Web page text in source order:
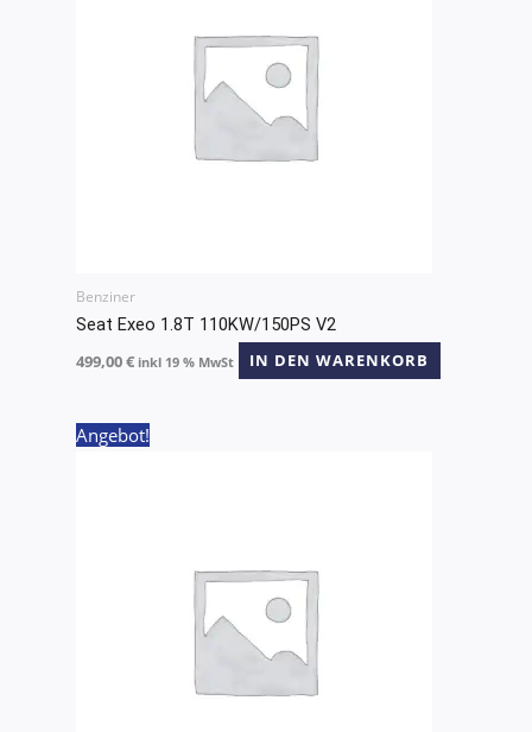
Benziner
Seat Exeo 1.8T 110KW/150PS V2
499,00€ inkl 19 % MwSt IN DEN WARENKORB
Angebot!Ursprünglicher
Preis